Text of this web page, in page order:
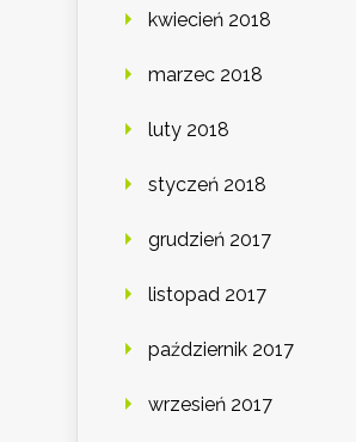
kwiecień 2018
marzec 2018
luty 2018
styczeń 2018
grudzień 2017
listopad 2017
październik 2017
wrzesień 2017